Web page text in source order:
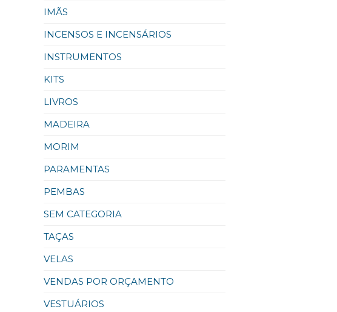
IMÃS
INCENSOS E INCENSÁRIOS
INSTRUMENTOS
KITS
LIVROS
MADEIRA
MORIM
PARAMENTAS
PEMBAS
SEM CATEGORIA
TAÇAS
VELAS
VENDAS POR ORÇAMENTO
VESTUÁRIOS